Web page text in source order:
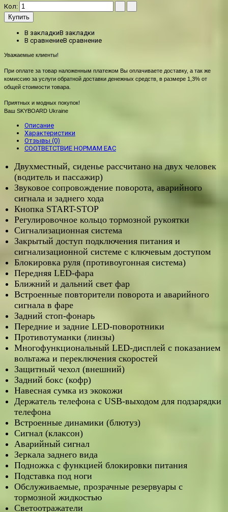
Кол:
Купить
В закладкиВ закладки
В сравнениеВ сравнение
Уважаемые клиенты!
При оплате за товар наложенным платежом Вы оплачиваете доставку, а так же
комиссию за услуги обратной доставки денежных средств, в размере 1,3% от
общей стоимости товара.
Приятных и модных покупок!
Ваш SKYBOARD Ukraine
Описание
Характеристики
Отзывы (0)
СООТВЕТСТВИЕ НОРМАМ EAC
Двухместный, сиденье рассчитано на двух человек
(водитель и пассажир)
Звуковое сопровождение поворота, аварийного
сигнала и заднего хода
Кнопка START-STOP
Регулировочное кольцо тормозной рукоятки
Сигнализационная система
Закрытый доступ подключения питания и
сигнализационной системе с ключевым доступом
Блокировка руля (противоугонная система)
Передняя LED-фара
Ближний и дальний свет фар
Встроенные повторители поворота и аварийного
сигнала в фаре
Задний стоп-фонарь
Передние и задние LED-поворотники
Противотуманки (линзы)
Многофункциональный LED-дисплей с показанием
вольтажа и переключения скоростей
Защитный чехол (внешний)
Задний бокс (кофр)
Навесная сумка из экокожи
Держатель телефона с USB-выходом для подзарядки
телефона
Встроенные динамики (блютуз)
Сигнал (клаксон)
Аварийный сигнал
Зеркала заднего вида
Подножка с функцией блокировки питания
Подставка под ноги
Обслуживаемые, прозрачные резервуары с
тормозной жидкостью
Светоотражатели